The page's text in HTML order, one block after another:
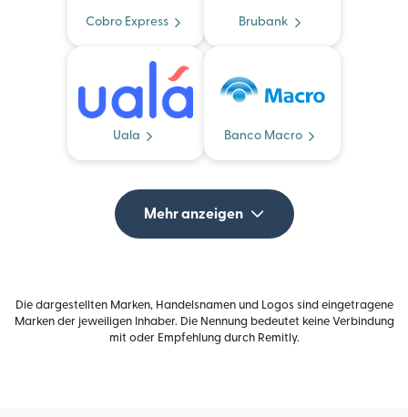
Cobro Express Brubank
Uala Banco Macro
Mehr anzeigen
Die dargestellten Marken, Handelsnamen und Logos sind eingetragene
Marken der jeweiligen Inhaber. Die Nennung bedeutet keine Verbindung
mit oder Empfehlung durch Remitly.